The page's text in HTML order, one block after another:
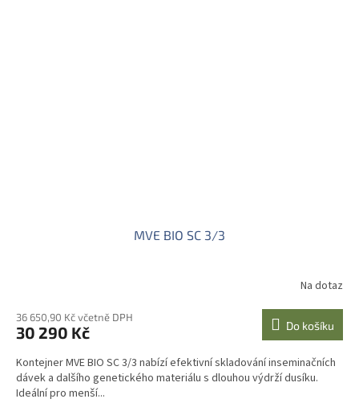
MVE BIO SC 3/3
Na dotaz
36 650,90 Kč včetně DPH
30 290 Kč Do košíku
Kontejner MVE BIO SC 3/3 nabízí efektivní skladování inseminačních
dávek a dalšího genetického materiálu s dlouhou výdrží dusíku.
Ideální pro menší...